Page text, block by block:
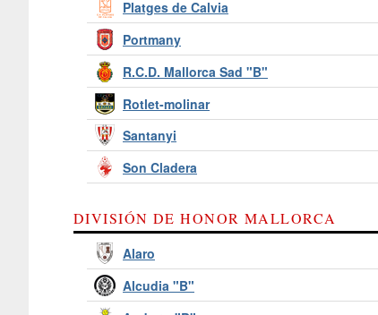
Platges de Calvia
Portmany
R.C.D. Mallorca Sad "B"
Rotlet-molinar
Santanyi
Son Cladera
DIVISIÓN DE HONOR MALLORCA
Alaro
Alcudia "B"